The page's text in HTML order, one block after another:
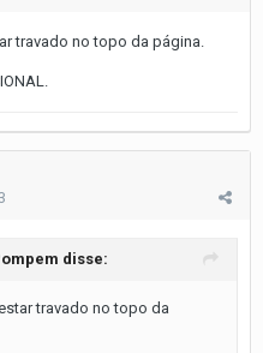
travado no topo da página.
disse:
travado no topo da